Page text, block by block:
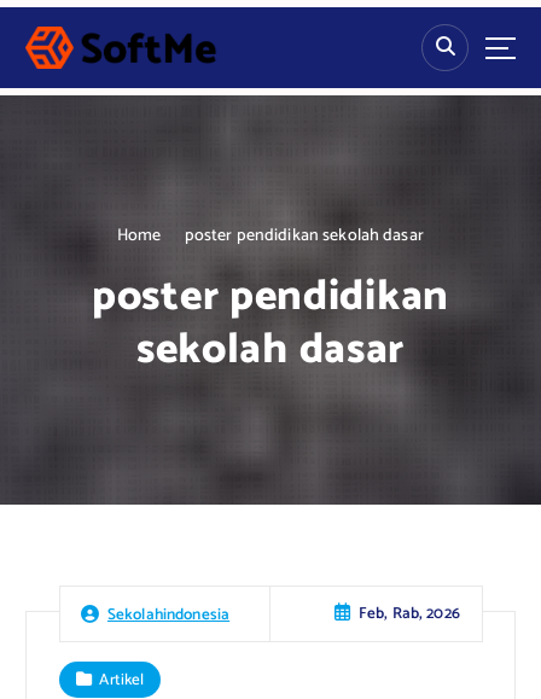
S
p
Home poster pendidikan sekolah dasar
poster pendidikan
sekolah dasar
Sekolahindonesia Feb, Rab, 2026
Artikel